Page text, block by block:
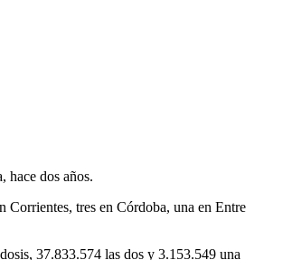
hace dos años.
Corrientes, tres en Córdoba, una en Entre
37.833.574 las dos y 3.153.549 una